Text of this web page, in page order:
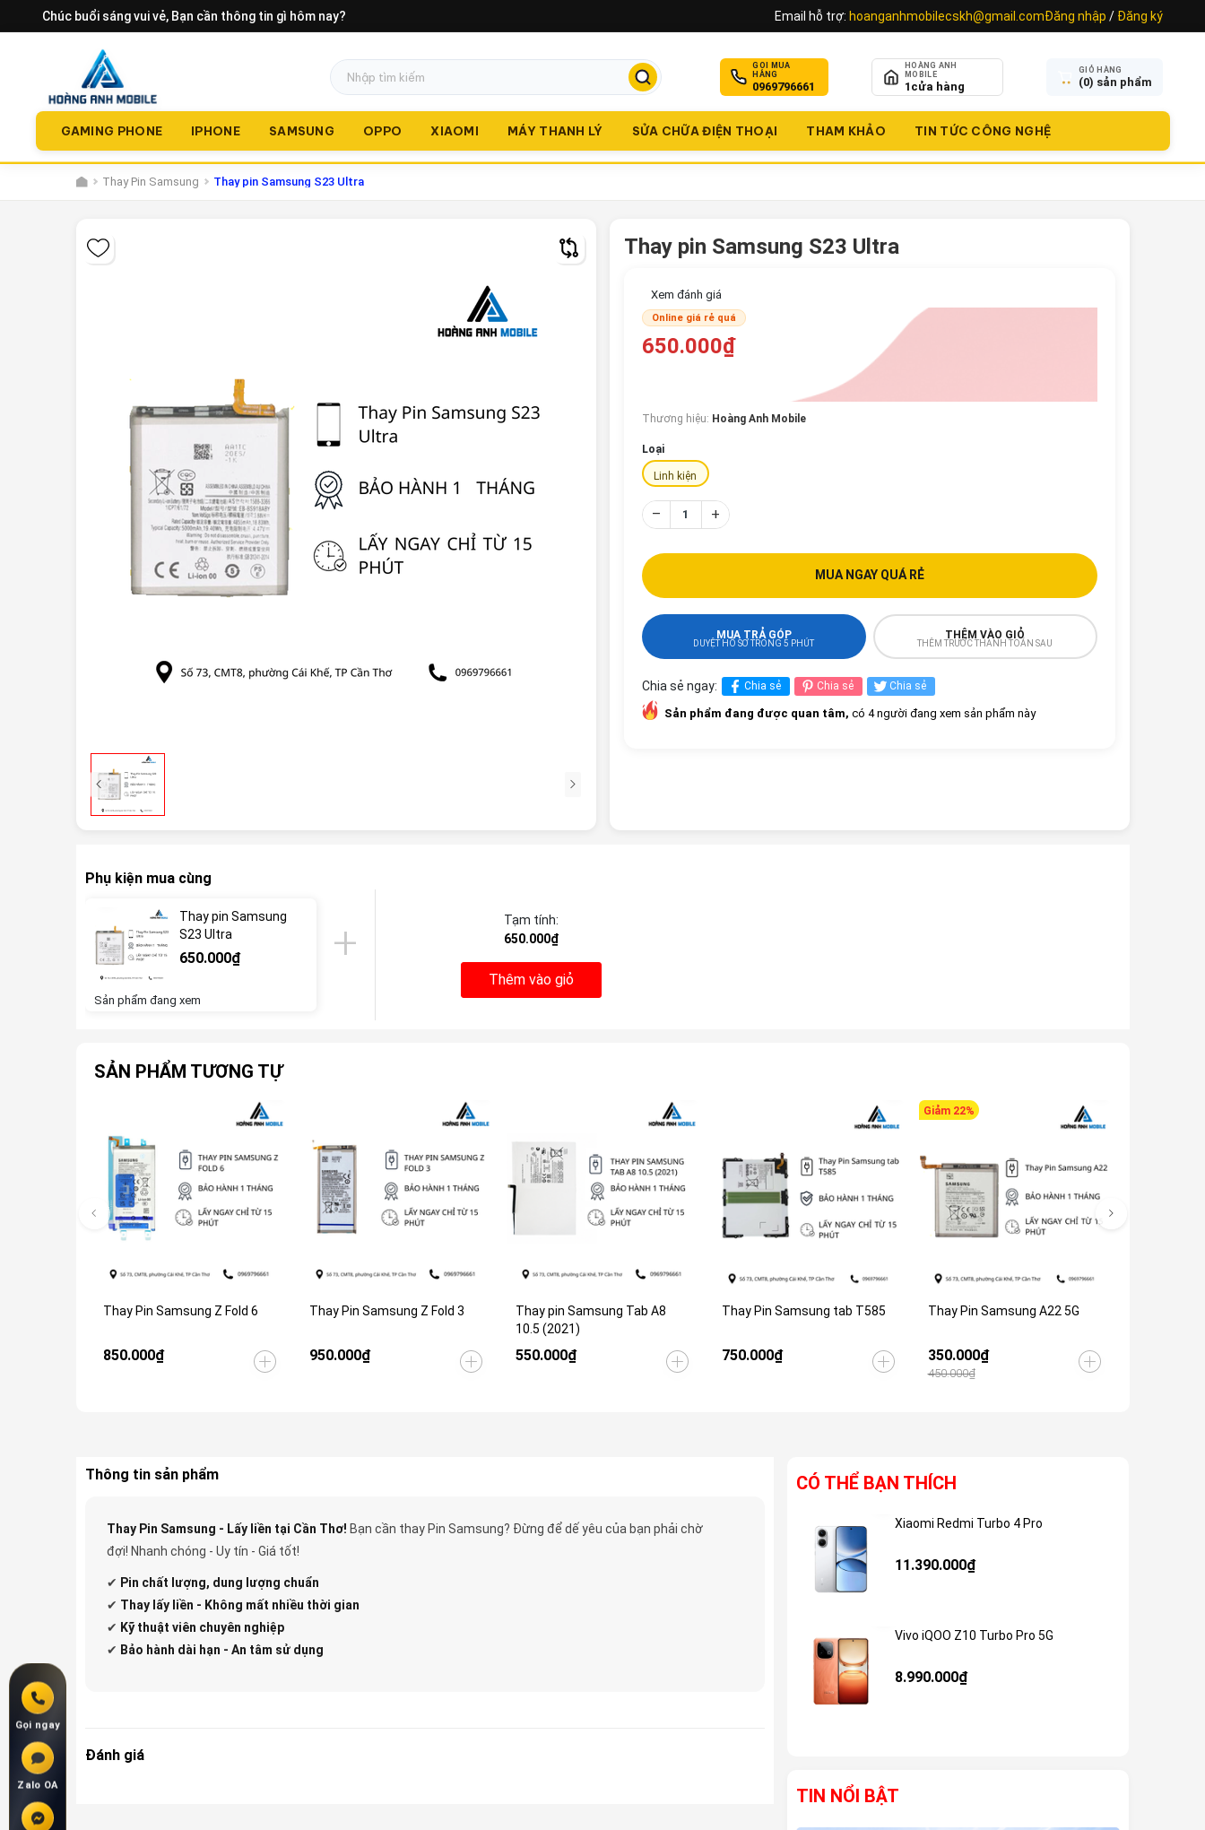
Chúc buổi sáng vui vẻ, Bạn cần thông tin gì hôm nay? Email hỗ trợ: hoanganhmobilecskh@gmail.comĐăng nhập / Đăng ký
GỌI MUA
HÀNG
0969796661
HOÀNG ANH
MOBILE
1 cửa hàng
GIỎ HÀNG
(0) sản phẩm
GAMING PHONE IPHONE SAMSUNG OPPO XIAOMI MÁY THANH LÝ SỬA CHỮA ĐIỆN THOẠI THAM KHẢO TIN TỨC CÔNG NGHỆ
Thay Pin Samsung Thay pin Samsung S23 Ultra
Thay pin Samsung S23 Ultra
Xem đánh giá
Online giá rẻ quá
650.000₫
Thương hiệu: Hoàng Anh Mobile
Loại
Linh kiện
– +
MUA NGAY QUÁ RẺ
MUA TRẢ GÓP
DUYỆT HỒ SƠ TRONG 5 PHÚT
THÊM VÀO GIỎ
THÊM TRƯỚC THANH TOÁN SAU
Chia sẻ ngay: Chia sẻ Chia sẻ Chia sẻ
Sản phẩm đang được quan tâm, có 4 người đang xem sản phẩm này
Phụ kiện mua cùng
Thay pin Samsung
S23 Ultra
650.000₫
Sản phẩm đang xem
Tạm tính:
650.000₫
Thêm vào giỏ
SẢN PHẨM TƯƠNG TỰ
Thay Pin Samsung Z Fold 6
850.000₫
Thay Pin Samsung Z Fold 3
950.000₫
Thay pin Samsung Tab A8
10.5 (2021)
550.000₫
Thay Pin Samsung tab T585
750.000₫
Giảm 22%
Thay Pin Samsung A22 5G
350.000₫
450.000₫
Thông tin sản phẩm
Thay Pin Samsung - Lấy liền tại Cần Thơ! Bạn cần thay Pin Samsung? Đừng để dế yêu của bạn phải chờ
đợi! Nhanh chóng - Uy tín - Giá tốt!
✔ Pin chất lượng, dung lượng chuẩn
✔ Thay lấy liền - Không mất nhiều thời gian
✔ Kỹ thuật viên chuyên nghiệp
✔ Bảo hành dài hạn - An tâm sử dụng
Đánh giá
CÓ THỂ BẠN THÍCH
Xiaomi Redmi Turbo 4 Pro
11.390.000₫
Vivo iQOO Z10 Turbo Pro 5G
8.990.000₫
TIN NỔI BẬT
Gọi ngay
Zalo OA